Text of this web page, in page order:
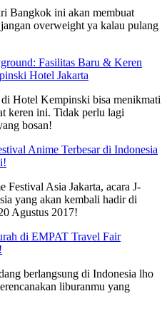
Bangkok ini akan membuat
overweight ya kalau pulang
Fasilitas Baru & Keren
Hotel Jakarta
Hotel Kempinski bisa menikmati
keren ini. Tidak perlu lagi
bosan!
Anime Terbesar di Indonesia
Festival Asia Jakarta, acara J-
yang akan kembali hadir di
Agustus 2017!
di EMPAT Travel Fair
berlangsung di Indonesia lho
liburanmu yang